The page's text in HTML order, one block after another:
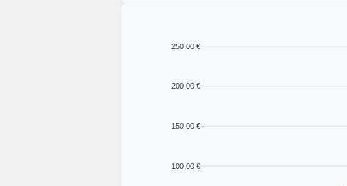
250,00 €
200,00 €
150,00 €
100,00 €